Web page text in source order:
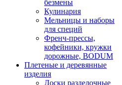
безмены
Кулинария
Мельницы и наборы
для специй
Френч-прессы,
кофейники, кружки
дорожные, BODUM
Плетеные и деревянные
изделия
Доски разделочные